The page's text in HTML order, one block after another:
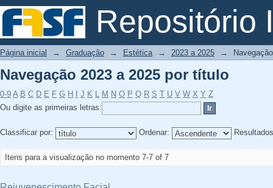
Repositório
Navegação 2023 a 2025 por título
Página inicial → Graduação → Estética → 2023 a 2025 →
Navegação 2023 a 2025 por título
0-9 A B C D E F G H J K L M N O P Q R S T U V W X Y Z
Ou digite as primeiras letras:
Classificar por: Ordenar:
Itens para a visualização no momento 7-7 of 7